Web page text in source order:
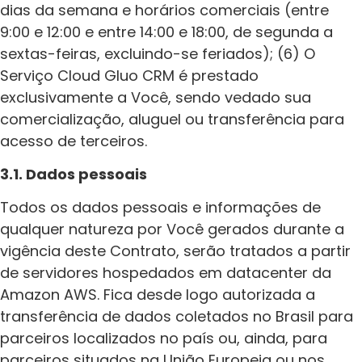
dias da semana e horários comerciais (entre
9:00 e 12:00 e entre 14:00 e 18:00, de segunda a
sextas-feiras, excluindo-se feriados); (6) O
Serviço Cloud Gluo CRM é prestado
exclusivamente a Você, sendo vedado sua
comercialização, aluguel ou transferência para
acesso de terceiros.
3.1. Dados pessoais
Todos os dados pessoais e informações de
qualquer natureza por Você gerados durante a
vigência deste Contrato, serão tratados a partir
de servidores hospedados em datacenter da
Amazon AWS. Fica desde logo autorizada a
transferência de dados coletados no Brasil para
parceiros localizados no país ou, ainda, para